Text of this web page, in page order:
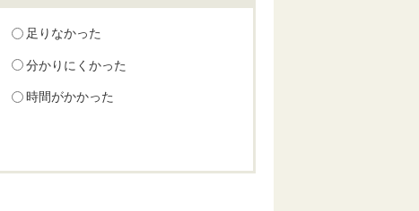
足りなかった
分かりにくかった
時間がかかった